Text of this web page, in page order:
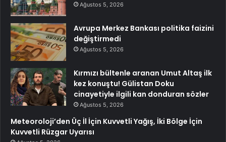
Ağustos 5, 2026
Avrupa Merkez Bankası politika faizini
değiştirmedi
Ağustos 5, 2026
Kırmızı bültenle aranan Umut Altaş ilk
kez konuştu! Gülistan Doku
cinayetiyle ilgili kan donduran sözler
Ağustos 5, 2026
Meteoroloji’den Üç İl İçin Kuvvetli Yağış, İki Bölge İçin
Kuvvetli Rüzgar Uyarısı